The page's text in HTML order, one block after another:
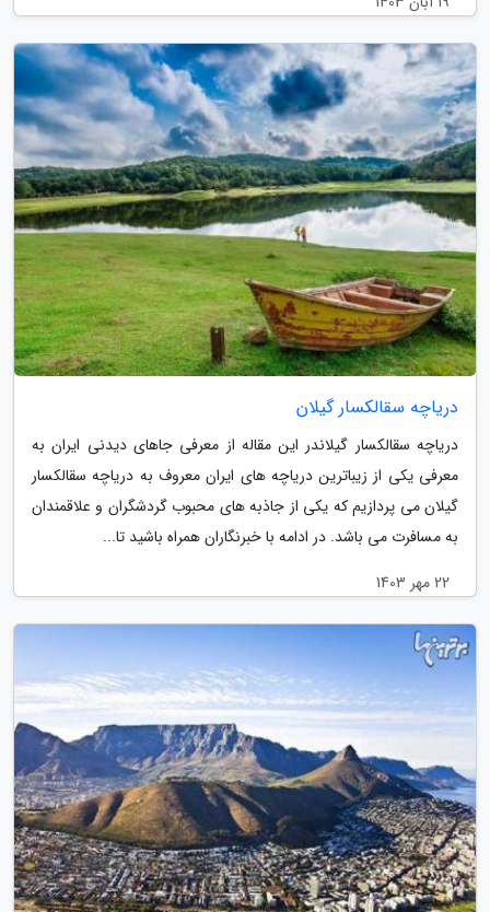
دریاچه سقالکسار گیلان
دریاچه سقالکسار گیلاندر این مقاله از معرفی جاهای دیدنی ایران به
معرفی یکی از زیباترین دریاچه های ایران معروف به دریاچه سقالکسار
گیلان می پردازیم که یکی از جاذبه های محبوب گردشگران و علاقمندان
به مسافرت می باشد. در ادامه با خبرنگاران همراه باشید تا...
22 مهر 1403